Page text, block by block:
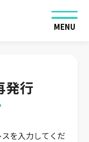
MENU
発行
を入力してくだ